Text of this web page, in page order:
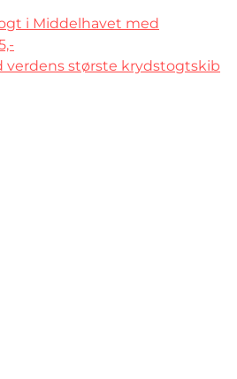
i Middelhavet med
verdens største krydstogtskib